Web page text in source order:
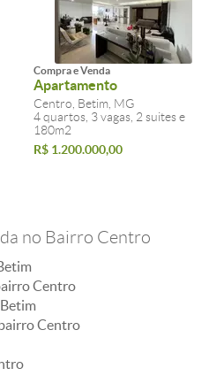
Compra e Venda
Apartamento
Centro, Betim, MG
4 quartos, 3 vagas, 2 suites e
180m2
R$ 1.200.000,00
no Bairro Centro
Centro
Centro